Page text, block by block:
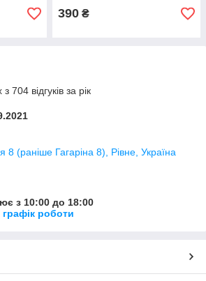
390 ₴
704 відгуків за рік
8 (раніше Гагаріна 8), Рівне, Україна
з 10:00 до 18:00
роботи